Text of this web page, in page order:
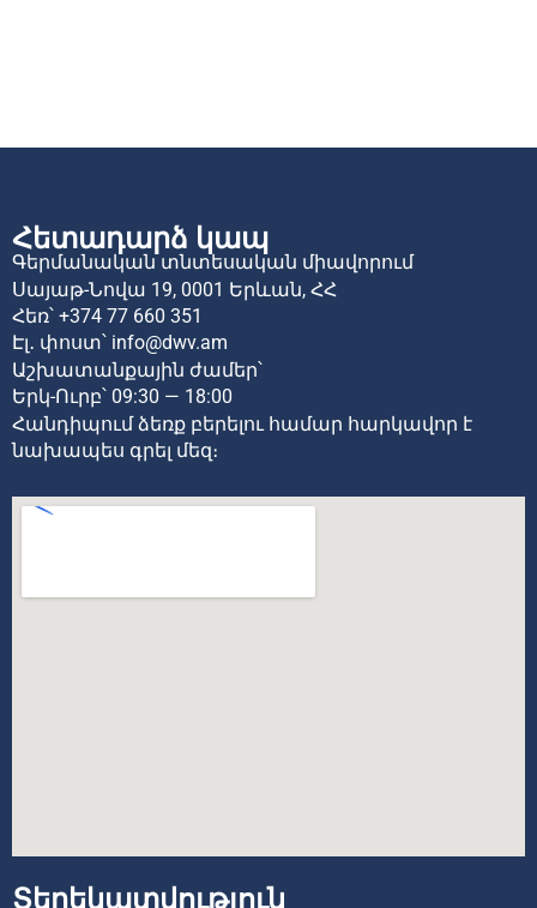
Հետադարձ կապ
Գերմանական տնտեսական միավորում
Սայաթ-Նովա 19, 0001 Երևան, ՀՀ
Հեռ՝ +374 77 660 351
Էլ․ փոստ՝ info@dwv.am
Աշխատանքային ժամեր՝
Երկ-Ուրբ՝ 09:30 — 18:00
Հանդիպում ձեռք բերելու համար հարկավոր է
նախապես գրել մեզ։
Տեղեկատվություն